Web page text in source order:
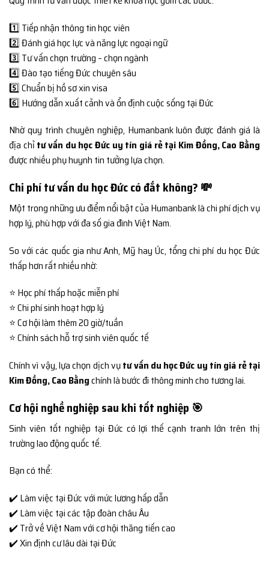
1️⃣ Tiếp nhận thông tin học viên
2️⃣ Đánh giá học lực và năng lực ngoại ngữ
3️⃣ Tư vấn chọn trường – chọn ngành
4️⃣ Đào tạo tiếng Đức chuyên sâu
5️⃣ Chuẩn bị hồ sơ xin visa
6️⃣ Hướng dẫn xuất cảnh và ổn định cuộc sống tại Đức
Nhờ quy trình chuyên nghiệp, Humanbank luôn được đánh giá là
địa chỉtư vấn du học Đức uy tín giá rẻ tại Kim Đồng, Cao Bằng
được nhiều phụ huynh tin tưởng lựa chọn.
Chi phí tư vấn du học Đức có đắt không? 💸
Một trong những ưu điểm nổi bật của Humanbank là chi phí dịch vụ
hợp lý, phù hợp với đa số gia đình Việt Nam.
So với các quốc gia như Anh, Mỹ hay Úc, tổng chi phí du học Đức
thấp hơn rất nhiều nhờ:
⭐ Học phí thấp hoặc miễn phí
⭐ Chi phí sinh hoạt hợp lý
⭐ Cơ hội làm thêm 20 giờ/tuần
⭐ Chính sách hỗ trợ sinh viên quốc tế
Chính vì vậy, lựa chọn dịch vụtư vấn du học Đức uy tín giá rẻ tại
Kim Đồng, Cao Bằngchính là bước đi thông minh cho tương lai.
Cơ hội nghề nghiệp sau khi tốt nghiệp 🎯
Sinh viên tốt nghiệp tại Đức có lợi thế cạnh tranh lớn trên thị
trường lao động quốc tế.
Bạn có thể:
✔️ Làm việc tại Đức với mức lương hấp dẫn
✔️ Làm việc tại các tập đoàn châu Âu
✔️ Trở về Việt Nam với cơ hội thăng tiến cao
✔️ Xin định cư lâu dài tại Đức